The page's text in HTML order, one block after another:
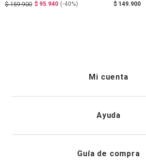
$ 159.900 $ 95.940 (-40%) $ 149.900
Mi cuenta
Registrarme
Ayuda
Guía de compra